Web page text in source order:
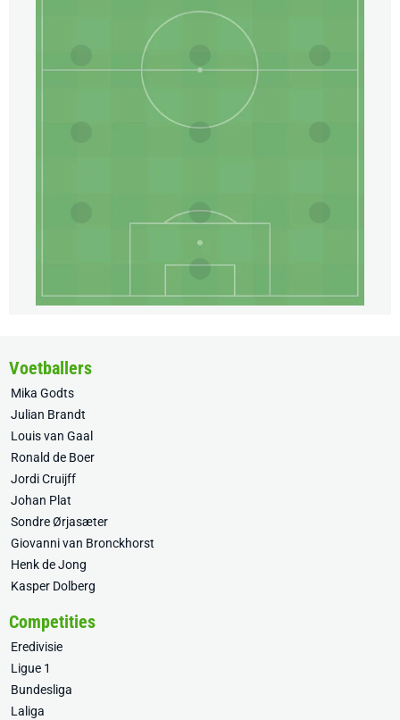
Voetballers
Mika Godts
Julian Brandt
Louis van Gaal
Ronald de Boer
Jordi Cruijff
Johan Plat
Sondre Ørjasæter
Giovanni van Bronckhorst
Henk de Jong
Kasper Dolberg
Competities
Eredivisie
Ligue 1
Bundesliga
Laliga